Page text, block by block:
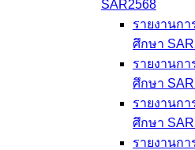
SAR2568
รายงานก
ศึกษา
รายงานก
ศึกษา
รายงานก
ศึกษา
รายงานก